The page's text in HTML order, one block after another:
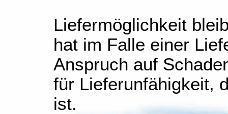
Liefermöglichkeit
hat im Falle einer
Anspruch auf
für Lieferunfähigkeit,
ist.